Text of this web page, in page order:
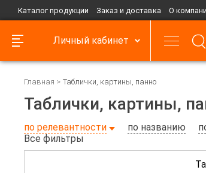
Каталог продукции Заказ и доставка О
Личный кабинет
Главная Таблички, картины, панно
Таблички, картины,
по релевантности по названию
Все фильтры